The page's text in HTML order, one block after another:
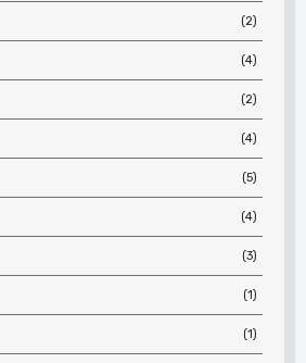
(2)
(4)
(2)
(4)
(5)
(4)
(3)
(1)
(1)